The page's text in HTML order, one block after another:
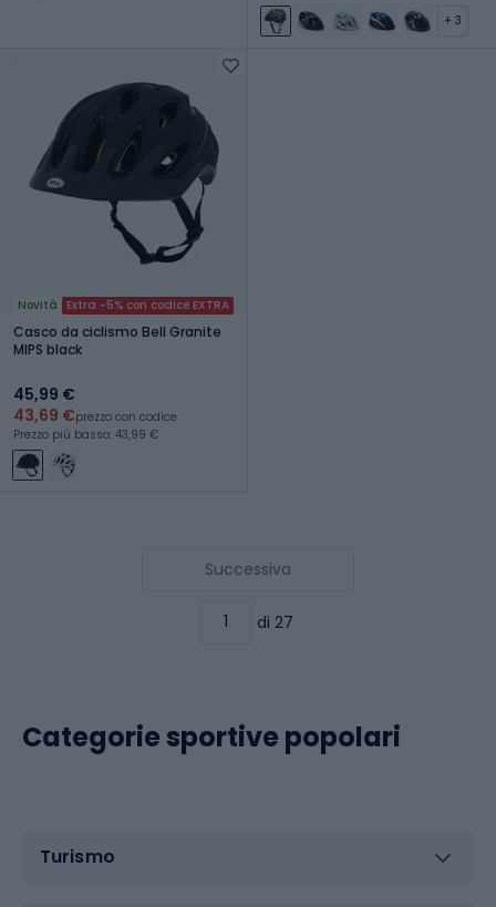
+ 3
Novità Extra -5% con codice EXTRA
Casco da ciclismo Bell Granite
MIPS black
45,99 €
43,69 €prezzo con codice
Prezzo più basso: 43,99 €
Successiva
di 27
Categorie sportive popolari
Turismo